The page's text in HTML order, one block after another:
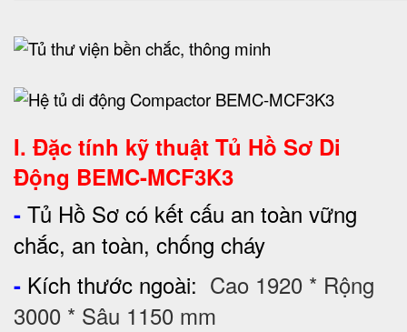
I. Đặc tính kỹ thuật Tủ Hồ Sơ Di
Động BEMC-MCF3K3
- Tủ Hồ Sơ có kết cấu an toàn vững
chắc, an toàn, chống cháy
- Kích thước ngoài: Cao 1920 * Rộng
3000 * Sâu 1150 mm